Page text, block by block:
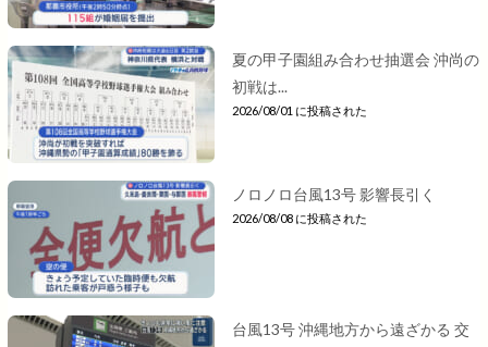
夏の甲子園組み合わせ抽選会 沖尚の
初戦は...
2026/08/01 に投稿された
ノロノロ台風13号 影響長引く
2026/08/08 に投稿された
台風13号 沖縄地方から遠ざかる 交